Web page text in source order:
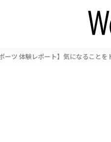
ーツ 体験レポート】気になることを